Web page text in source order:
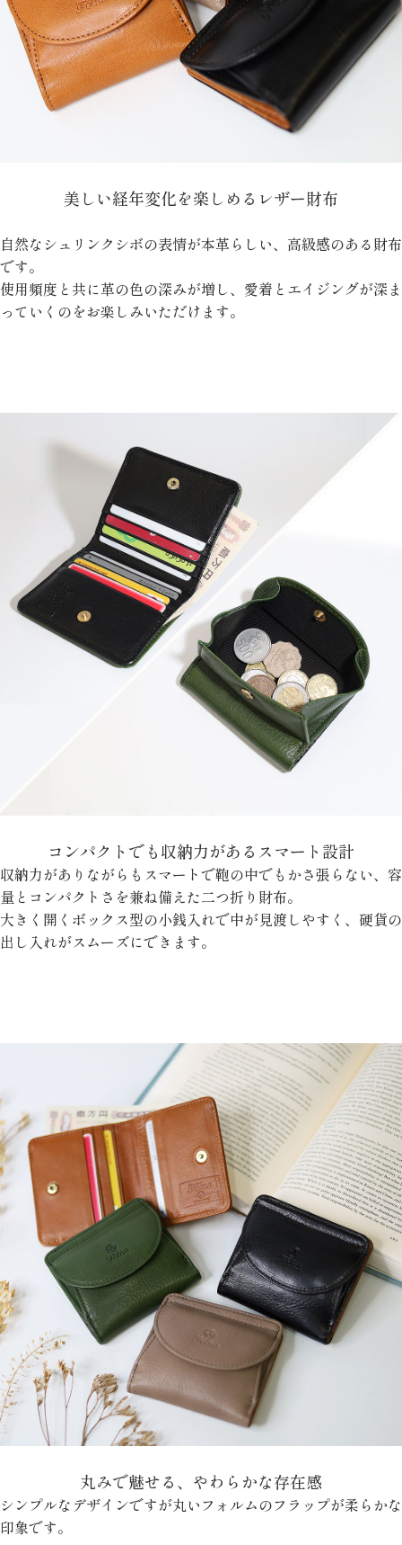
美しい経年変化を楽しめるレザー財布
自然なシュリンクシボの表情が本革らしい、高級感のある財布
です。
使用頻度と共に革の色の深みが増し、愛着とエイジングが深ま
っていくのをお楽しみいただけます。
コンパクトでも収納力があるスマート設計
収納力がありながらもスマートで鞄の中でもかさ張らない、容
量とコンパクトさを兼ね備えた二つ折り財布。
大きく開くボックス型の小銭入れで中が見渡しやすく、硬貨の
出し入れがスムーズにできます。
丸みで魅せる、やわらかな存在感
シンプルなデザインですが丸いフォルムのフラップが柔らかな
印象です。